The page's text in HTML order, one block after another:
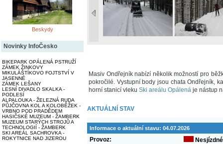
Beskydy
Novinky InfoČesko
BIKEPARK OPÁLENÁ PSTRUŽÍ
ZÁMEK ŽINKOVY
MIKULÁŠTÍKOVO FOJTSTVÍ V
JASENNÉ
ZÁMEK LEŠANY
LESNÍ DIVADLO SKALKA -
PODLESÍ
ALPALOUKA - ŽELEZNÁ RUDA
PŮJČOVNA KOL A KOLOBĚŽEK -
VRBNO POD PRADĚDEM
HASIČSKÉ MUZEUM - ŽAMBERK
MUZEUM STARÝCH STROJŮ A
TECHNOLOGIÍ - ŽAMBERK
SKI AREÁL SACHROVKA -
ROKYTNICE NAD JIZEROU
Masiv Ondřejník nabízí několik možností pro
pokročilé. Vystupní body jsou chata Ondřejník,
horní stanicí vleku Ski areálu Opálená je nástup
AKTUÁLNÍ STAV
Informace o aktuální stavu: 04.07.2026
Provoz:
Nesjízdné